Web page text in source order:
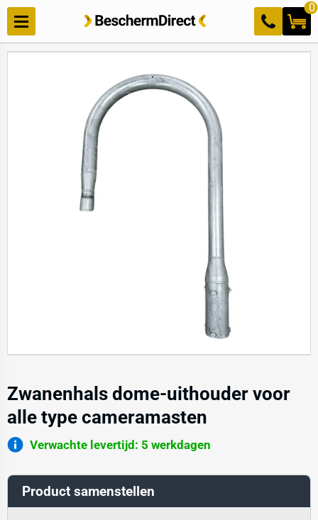
Meteen
naar de
content
0
Zwanenhals dome-uithouder voor
alle type cameramasten
Verwachte levertijd: 5 werkdagen
Product samenstellen